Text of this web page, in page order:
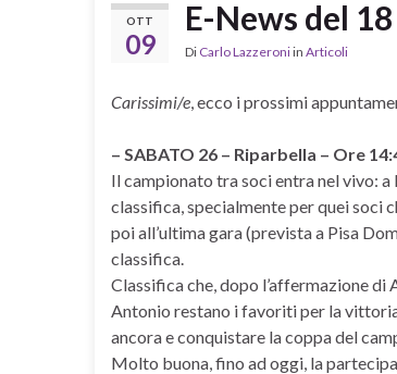
OTT
09
E-News del
Di Carlo Lazzeroniin Articoli
Carissimi/e, ecco i prossimi
– SABATO 26 – Riparbella – Ore
Il campionato tra soci entra nel vivo:
classifica, specialmente per quei soci
poi all’ultima gara (prevista a Pisa
classifica.
Classifica che, dopo l’affermazione
Antonio restano i favoriti per la
ancora e conquistare la coppa del
Molto buona, fino ad oggi, la